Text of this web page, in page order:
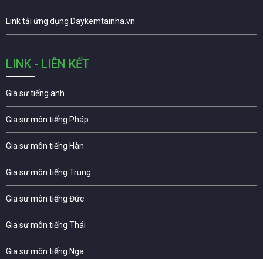
Link tải ứng dụng Daykemtainha.vn
LINK - LIÊN KẾT
Gia sư tiếng anh
Gia sư môn tiếng Pháp
Gia sư môn tiếng Hàn
Gia sư môn tiếng Trung
Gia sư môn tiếng Đức
Gia sư môn tiếng Thái
Gia sư môn tiếng Nga